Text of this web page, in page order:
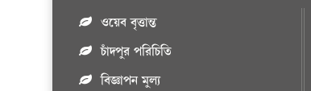
ওয়েব বৃত্তান্ত
চাঁদপুর পরিচিতি
বিজ্ঞাপন মুল্য